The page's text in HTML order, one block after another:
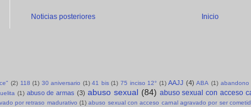
Noticias posteriores Inicio
(2) 118 (1) 30 aniversario (1) 41 bis (1) 75 inciso 12° (1) AAJJ (4) ABA (1) abandono
(1) abuso de armas (3) abuso sexual (84) abuso sexual con acceso
por retraso madurativo (1) abuso sexual con acceso carnal agravado por ser